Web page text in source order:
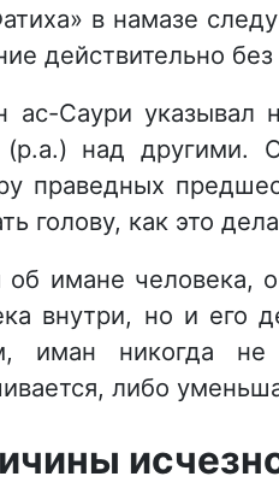
в намазе
действительно
ас-Саури указывал
над другими.
праведных
голову, как это
об имане человека,
внутри, но и его
иман никогда
либо